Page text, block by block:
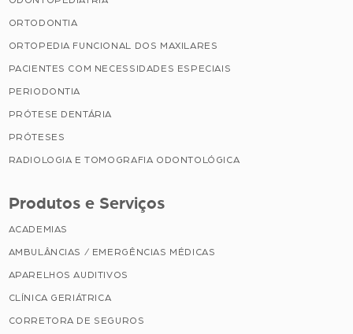
ORTODONTIA
ORTOPEDIA FUNCIONAL DOS MAXILARES
PACIENTES COM NECESSIDADES ESPECIAIS
PERIODONTIA
PRÓTESE DENTÁRIA
PRÓTESES
RADIOLOGIA E TOMOGRAFIA ODONTOLÓGICA
Produtos e Serviços
ACADEMIAS
AMBULÂNCIAS / EMERGÊNCIAS MÉDICAS
APARELHOS AUDITIVOS
CLÍNICA GERIÁTRICA
CORRETORA DE SEGUROS